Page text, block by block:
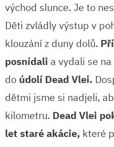
východ slunce. Je to
Děti zvládly výstup v
klouzání z duny dolů.
posnídali a vydali se
do údolí Dead Vlei.
dětmi jsme si nadjeli,
kilometru. Dead Vlei
let staré akácie, které